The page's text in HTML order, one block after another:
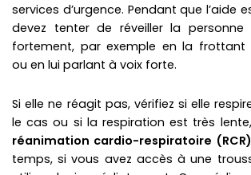
services d’urgence. Pendant que l’aide
devez tenter de réveiller la
fortement, par exemple en la frottant
ou en lui parlant à voix forte.
Si elle ne réagit pas, vérifiez si elle
le cas ou si la respiration est très
réanimation cardio-respiratoire (RCR)
temps, si vous avez accès à une